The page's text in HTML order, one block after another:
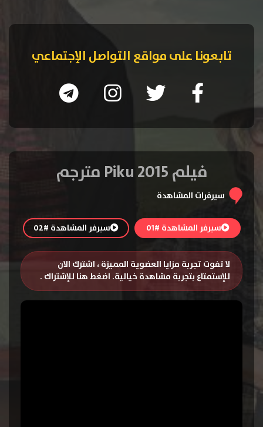
تابعونا على مواقع التواصل الإجتماعي
فيلم Piku 2015 مترجم
سيرفرات المشاهدة
سيرفر المشاهدة #01 سيرفر المشاهدة #02
لا تفوت تجربة مزايا العضوية المميزة ، اشترك الان
للإستمتاع بتجربة مشاهدة خيالية. اضغط هنا للإشتراك .